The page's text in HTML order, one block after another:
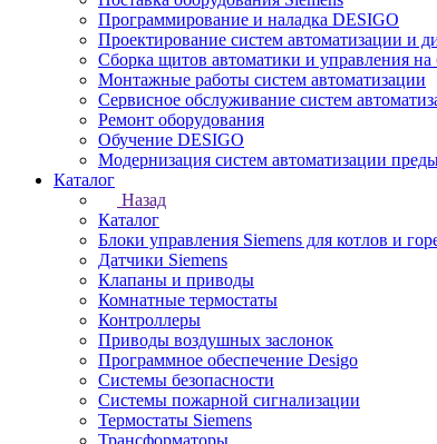
Программирование и наладка DESIGO
Проектирование систем автоматизации и
Сборка щитов автоматики и управления на
Монтажные работы систем автоматизации
Сервисное обслуживание систем
Ремонт оборудования
Обучение DESIGO
Модернизация систем автоматизации
Каталог
Назад
Каталог
Блоки управления Siemens для котлов и
Датчики Siemens
Клапаны и приводы
Комнатные термостаты
Контроллеры
Приводы воздушных заслонок
Программное обеспечение Desigo
Системы безопасности
Системы пожарной сигнализации
Термостаты Siemens
Трансформаторы